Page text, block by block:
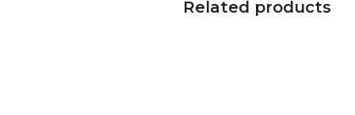
Related products